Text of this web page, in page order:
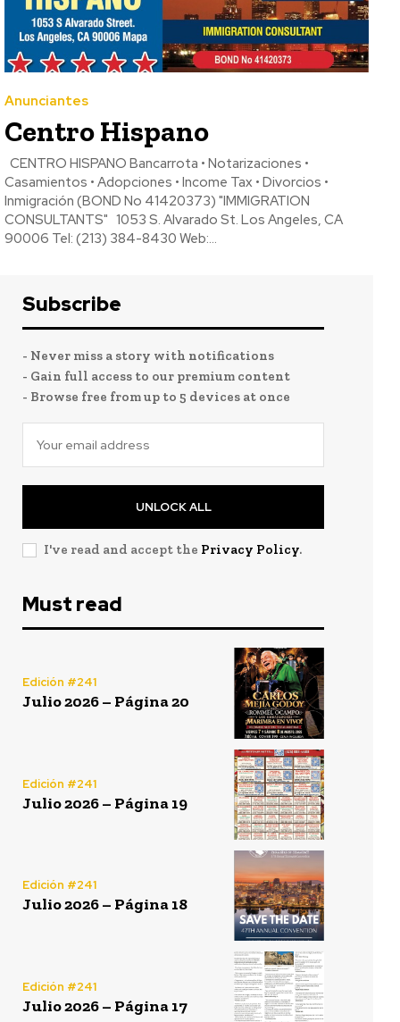
Anunciantes
Centro Hispano
CENTRO HISPANO Bancarrota • Notarizaciones •
Casamientos • Adopciones • Income Tax • Divorcios •
Inmigración (BOND No 41420373) "IMMIGRATION
CONSULTANTS" 1053 S. Alvarado St. Los Angeles, CA
90006 Tel: (213) 384-8430 Web:...
Subscribe
- Never miss a story with notifications
- Gain full access to our premium content
- Browse free from up to 5 devices at once
UNLOCK ALL
I've read and accept the Privacy Policy.
Must read
Edición #241
Julio 2026 – Página 20
Edición #241
Julio 2026 – Página 19
Edición #241
Julio 2026 – Página 18
Edición #241
Julio 2026 – Página 17